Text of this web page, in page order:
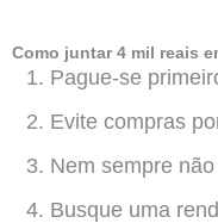
Como juntar 4 mil reais
Pague-se
Evite compras
Nem sempre
Busque uma